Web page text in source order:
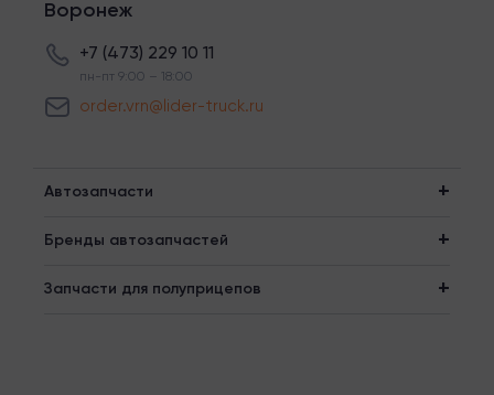
Воронеж
+7 (473) 229 10 11
пн-пт 9:00 – 18:00
order.vrn@lider-truck.ru
Автозапчасти
Бренды автозапчастей
Запчасти для полуприцепов